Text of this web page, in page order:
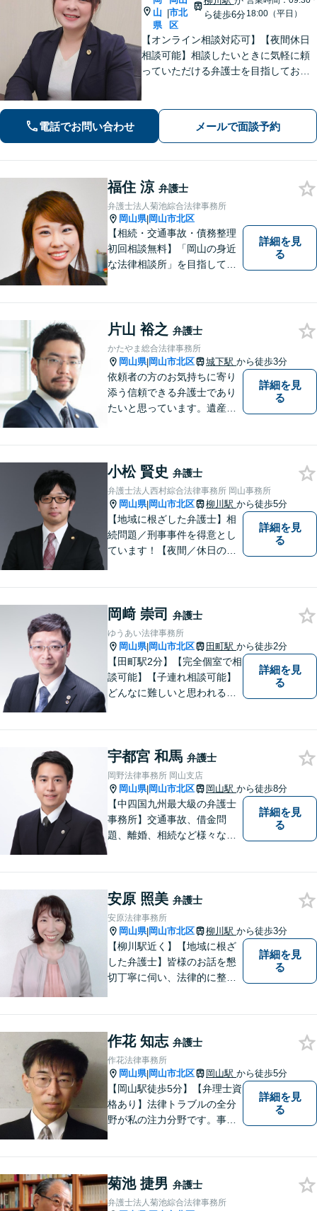
山
県
|市北
区
ら徒歩6分18:00（平日）
【オンライン相談対応可】【夜間休日
相談可能】相談したいときに気軽に頼
っていただける弁護士を目指しており
い。
電話でお問い合わせ メールで面談予約
福住 涼 弁護士
弁護士法人菊池綜合法律事務所
岡山県|岡山市北区
【相続・交通事故・債務整理
初回相談無料】「岡山の身近
な法律相談所」を目指してい
んなささいなことでも構いま
せん。お気軽にご相談くださ
い。【土曜日も受付可能】
【専用駐車場あり】
詳細を見
る
片山 裕之 弁護士
かたやま総合法律事務所
岡山県|岡山市北区 城下駅 から徒歩3分
依頼者の方のお気持ちに寄り
添う信頼できる弁護士であり
たいと思っています。遺産分
にご相談ください。
詳細を見
る
小松 賢史 弁護士
弁護士法人西村綜合法律事務所 岡山事務所
岡山県|岡山市北区 柳川駅 から徒歩5分
【地域に根ざした弁護士】相
続問題／刑事事件を得意とし
ています！【夜間／休日の相
詳細を見
る
岡﨑 崇司 弁護士
ゆうあい法律事務所
岡山県|岡山市北区 田町駅 から徒歩2分
【田町駅2分】【完全個室で相
談可能】【子連れ相談可能】
どんなに難しいと思われる案
ている皆さまの現状を良い方
向に変化させることができる
ように全力を尽くします。
詳細を見
る
宇都宮 和馬 弁護士
岡野法律事務所 岡山支店
岡山県|岡山市北区 岡山駅 から徒歩8分
【中四国九州最大級の弁護士
事務所】交通事故、借金問
題、離婚、相続など様々な問
い！
詳細を見
る
安原 照美 弁護士
安原法律事務所
岡山県|岡山市北区 柳川駅 から徒歩3分
【柳川駅近く】【地域に根ざ
した弁護士】皆様のお話を懇
切丁寧に伺い、法律的に整理
少しでも解決されますよう，
誠心誠意努力いたす所存で
す。皆様方のご来所をお待ち
しております。
詳細を見
る
作花 知志 弁護士
作花法律事務所
岡山県|岡山市北区 岡山駅 から徒歩5分
【岡山駅徒歩5分】【弁理士資
格あり】法律トラブルの全分
野が私の注力分野です。事務
ラス対応】【後払い対応】
【日弁連国際人権問題委員会
詳細を見
る
菊池 捷男 弁護士
弁護士法人菊池綜合法律事務所